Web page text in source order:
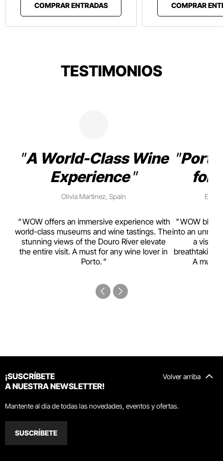
COMPRAR ENTRADAS COMPRAR
TESTIMONIOS
A World-Class Wine
Experience
Olivia Martinez, Spain
WOW offers an immersive experience with
world-class museums and wine tastings. The
stunning views of the Douro River elevate
the entire visit. A must for any wine lover in
Porto.
for
WOW
into an
a visual
breathtaking
A must-
Volver arriba
¡SUSCRÍBETE
A NUESTRA NEWSLETTER!
Mantente al día de todas las novedades, eventos y ofertas.
SUSCRÍBETE